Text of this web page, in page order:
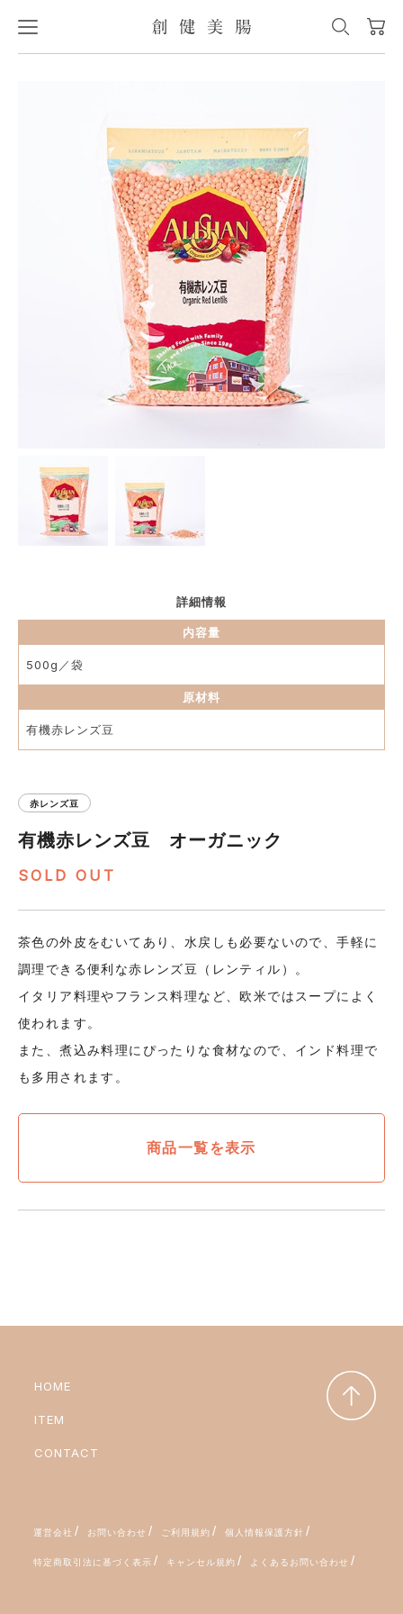
詳細情報
内容量
500g／袋
原材料
有機赤レンズ豆
赤レンズ豆
有機赤レンズ豆 オーガニック
SOLD OUT
茶色の外皮をむいてあり、水戻しも必要ないので、手軽に
調理できる便利な赤レンズ豆（レンティル）。
イタリア料理やフランス料理など、欧米ではスープによく
使われます。
また、煮込み料理にぴったりな食材なので、インド料理で
も多用されます。
商品一覧を表示
HOME
ITEM
CONTACT
運営会社 お問い合わせ ご利用規約 個人情報保護方針
特定商取引法に基づく表示 キャンセル規約 よくあるお問い合わせ